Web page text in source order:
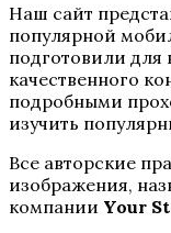
Наш сайт
популярной
подготовили для
качественного
подробными
изучить
Все авторские
изображения,
компании Your